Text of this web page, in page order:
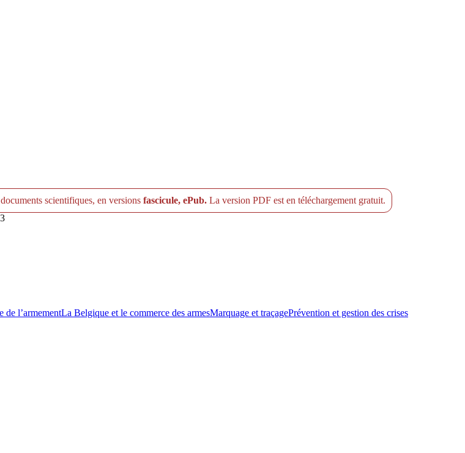
scientifiques, en versions fascicule, ePub. La version PDF est en téléchargement gratuit.
de l’armementLa Belgique et le commerce des armesMarquage et traçagePrévention et gestion des crises